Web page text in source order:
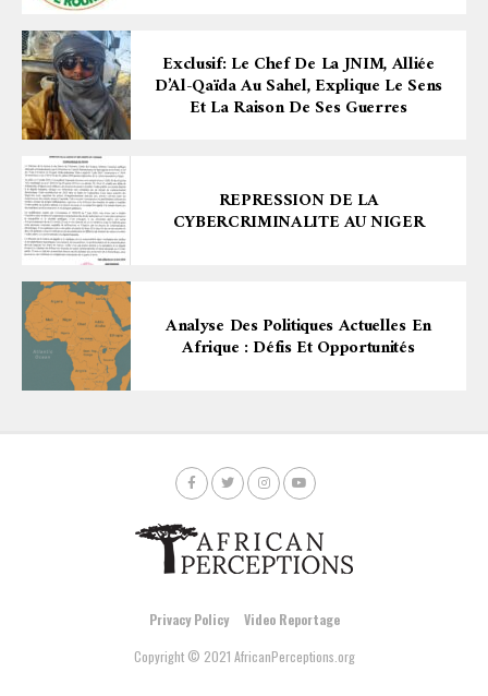
Exclusif: Le Chef De La JNIM, Alliée
D’Al-Qaïda Au Sahel, Explique Le Sens
Et La Raison De Ses Guerres
REPRESSION DE LA
CYBERCRIMINALITE AU NIGER
Analyse Des Politiques Actuelles En
Afrique : Défis Et Opportunités
Privacy Policy
Video Reportage
Copyright © 2021 AfricanPerceptions.org